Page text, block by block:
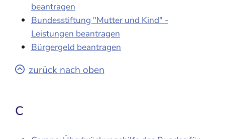
beantragen
Bundesstiftung "Mutter und Kind" -
Leistungen beantragen
Bürgergeld beantragen
zurück nach oben
C